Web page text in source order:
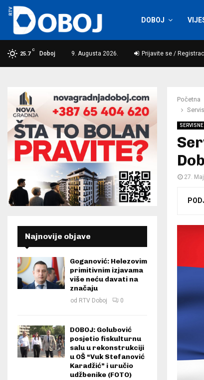
DOBOJ
25.7
C
Doboj 9. Augusta 2026. Prijavite se /
Početna
27.
Najnovije objave
Goganović: Helezovim
primitivnim izjavama
više neću davati na
značaju
od RTV Doboj 0
DOBOJ: Golubović
posjetio fiskulturnu
salu u rekonstrukciji
u OŠ “Vuk Stefanović
Karadžić” i uručio
udžbenike (FOTO)